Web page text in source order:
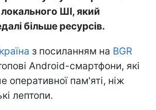
ШІ, який
більше ресурсів.
з посиланням на BGR
Android-смартфони, які
оперативної пам'яті, ніж
лептопи.